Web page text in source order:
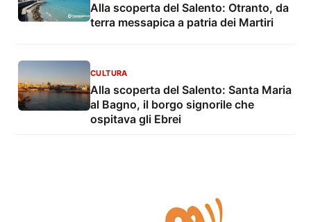
Alla scoperta del Salento: Otranto, da
terra messapica a patria dei Martiri
CULTURA
Alla scoperta del Salento: Santa Maria
al Bagno, il borgo signorile che
ospitava gli Ebrei